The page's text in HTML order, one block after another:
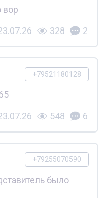
вор
328 2
+79521180128
548 6
+79255070590
было